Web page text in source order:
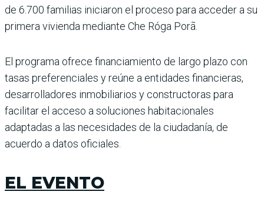
de 6.700 familias iniciaron el proceso para acceder a su
primera vivienda mediante Che Róga Porã.
El programa ofrece financiamiento de largo plazo con
tasas preferenciales y reúne a entidades financieras,
desarrolladores inmobiliarios y constructoras para
facilitar el acceso a soluciones habitacionales
adaptadas a las necesidades de la ciudadanía, de
acuerdo a datos oficiales.
EL EVENTO